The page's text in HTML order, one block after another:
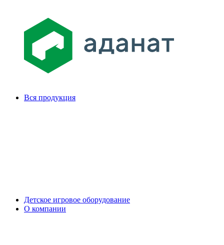
Вся продукция
Детское игровое оборудование
О компании